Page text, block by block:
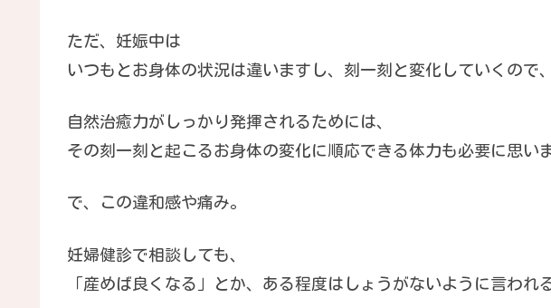
ただ、妊娠中は
いつもとお身体の状況は違いますし、刻一刻と変化していくので
自然治癒力がしっかり発揮されるためには、
その刻一刻と起こるお身体の変化に順応できる体力も必要に思い
で、この違和感や痛み。
妊婦健診で相談しても、
「産めば良くなる」とか、ある程度はしょうがないように言われ